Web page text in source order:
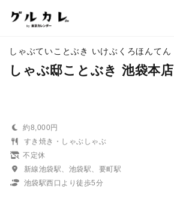
しゃぶていことぶき いけぶくろほんてん
しゃぶ邸ことぶき 池袋本店
約8,000円
すき焼き・しゃぶしゃぶ
不定休
新線池袋駅、池袋駅、要町駅
池袋駅西口より徒歩5分